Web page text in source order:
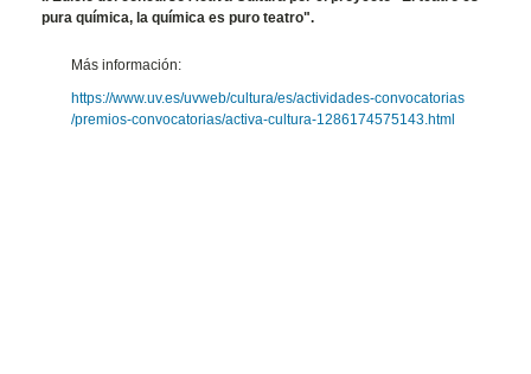
pura química, la química es puro teatro".
Más información:
https://www.uv.es/uvweb/cultura/es/actividades-convocatorias
/premios-convocatorias/activa-cultura-1286174575143.html